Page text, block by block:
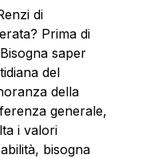
di
Prima di
saper
del
della
generale,
i valori
bisogna